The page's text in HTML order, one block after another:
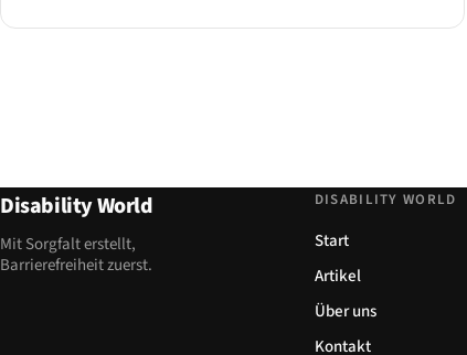
ihres Rückzugs.
Disability World
Mit Sorgfalt erstellt,
Barrierefreiheit zuerst.
DISABILITY WORLD
Start
Artikel
Über uns
Kontakt